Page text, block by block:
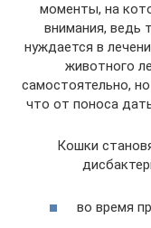
моменты, на
внимания, ведь
нуждается в
животного
самостоятельно,
что от поноса
Кошки
во время